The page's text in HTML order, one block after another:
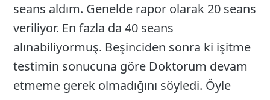
seans aldım. Genelde rapor olarak 20 seans
veriliyor. En fazla da 40 seans
alınabiliyormuş. Beşinciden sonra ki işitme
testimin sonucuna göre Doktorum devam
etmeme gerek olmadığını söyledi. Öyle